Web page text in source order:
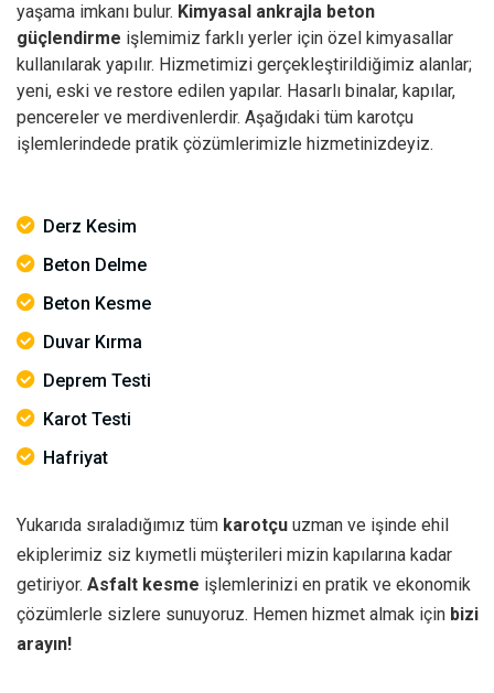
yaşama imkanı bulur. Kimyasal ankrajla beton
güçlendirme işlemimiz farklı yerler için özel kimyasallar
kullanılarak yapılır. Hizmetimizi gerçekleştirildiğimiz alanlar;
yeni, eski ve restore edilen yapılar. Hasarlı binalar, kapılar,
pencereler ve merdivenlerdir. Aşağıdaki tüm karotçu
işlemlerindede pratik çözümlerimizle hizmetinizdeyiz.
Derz Kesim
Beton Delme
Beton Kesme
Duvar Kırma
Deprem Testi
Karot Testi
Hafriyat
Yukarıda sıraladığımız tüm karotçu uzman ve işinde ehil
ekiplerimiz siz kıymetli müşterileri mizin kapılarına kadar
getiriyor. Asfalt kesme işlemlerinizi en pratik ve ekonomik
çözümlerle sizlere sunuyoruz. Hemen hizmet almak için bizi
arayın!